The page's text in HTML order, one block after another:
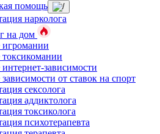
помощь
нарколога
на дом
игромании
зависимости
от ставок на спорт
сексолога
аддиктолога
токсиколога
психотерапевта